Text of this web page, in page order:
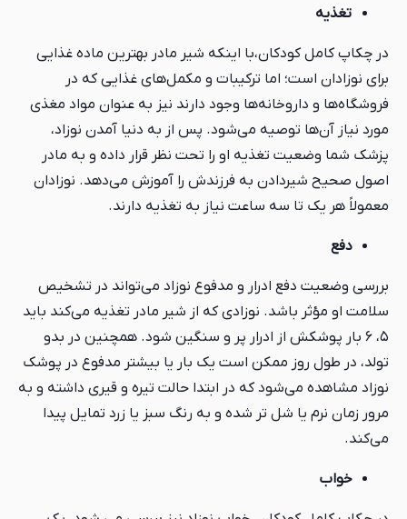
تغذیه
در چکاپ کامل کودکان،با اینکه شیر مادر بهترین ماده غذایی
برای نوزادان است؛ اما ترکیبات و مکمل‌های غذایی که در
فروشگاه‌ها و داروخانه‌ها وجود دارند نیز به عنوان مواد مغذی
مورد نیاز آن‌ها توصیه می‌شود. پس از به دنیا آمدن نوزاد،
پزشک شما وضعیت تغذیه او را تحت نظر قرار داده و به مادر
اصول صحیح شیردادن به فرزندش را آموزش می‌دهد. نوزادان
معمولاً هر یک تا سه ساعت نیاز به تغذیه دارند.
دفع
بررسی وضعیت دفع ادرار و مدفوع نوزاد می‌تواند در تشخیص
سلامت او مؤثر باشد. نوزادی که از شیر مادر تغذیه می‌کند باید
۵، ۶ بار پوشکش از ادرار پر و سنگین شود. همچنین در بدو
تولد، در طول روز ممکن است یک بار یا بیشتر مدفوع در پوشک
نوزاد مشاهده می‌شود که در ابتدا حالت تیره و قیری داشته و به
مرور زمان نرم یا شل تر شده و به رنگ سبز یا زرد تمایل پیدا
می‌کند.
خواب